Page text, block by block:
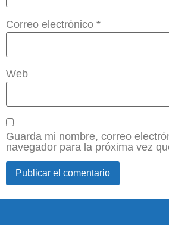
Correo electrónico *
Web
Guarda mi nombre, correo
navegador para la próxima vez